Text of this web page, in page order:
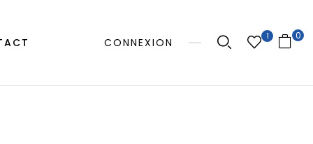
CONNEXION
1 0